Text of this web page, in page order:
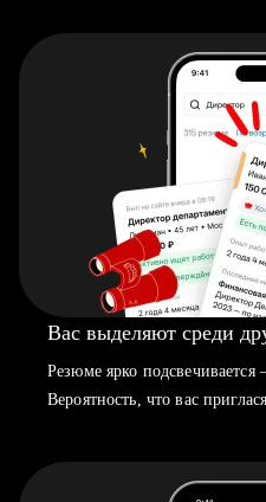
Вас выделяют среди
Резюме ярко
Вероятность, что вас